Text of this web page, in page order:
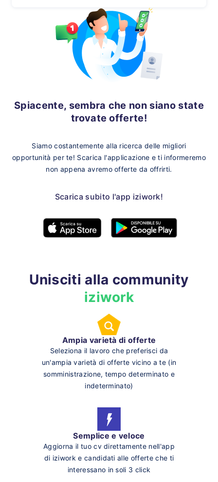
Spiacente, sembra che non siano state
trovate offerte!
Siamo costantemente alla ricerca delle migliori
opportunità per te! Scarica l'applicazione e ti informeremo
non appena avremo offerte da offrirti.
Scarica subito l'app iziwork!
Unisciti alla community
iziwork
Ampia varietà di offerte
Seleziona il lavoro che preferisci da
un'ampia varietà di offerte vicino a te (in
somministrazione, tempo determinato e
indeterminato)
Semplice e veloce
Aggiorna il tuo cv direttamente nell'app
di iziwork e candidati alle offerte che ti
interessano in soli 3 click